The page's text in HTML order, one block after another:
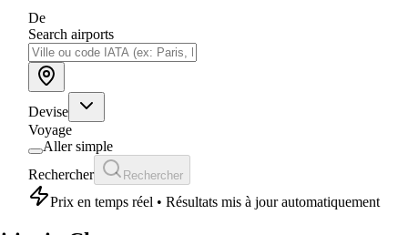
De
Search airports
Devise
Voyage
Aller simple
Rechercher
Rechercher
Prix en temps réel • Résultats mis à jour automatiquement